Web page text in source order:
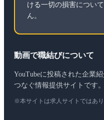
ける一切の損害につい
ん。
動画で職結びについて
YouTubeに投稿された企業
つなぐ情報提供サイトです。
※本サイトは求人サイトではあ